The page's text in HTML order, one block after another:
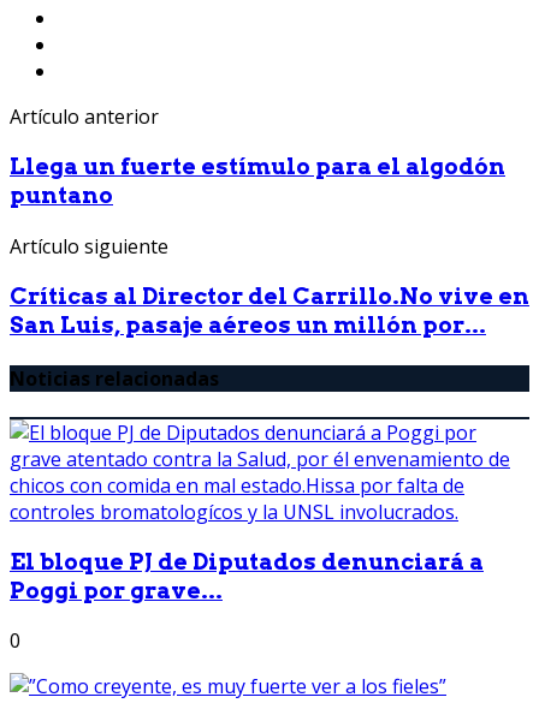
Artículo anterior
Llega un fuerte estímulo para el algodón
puntano
Artículo siguiente
Críticas al Director del Carrillo.No vive en
San Luis, pasaje aéreos un millón por...
Noticias relacionadas
El bloque PJ de Diputados denunciará a
Poggi por grave...
0